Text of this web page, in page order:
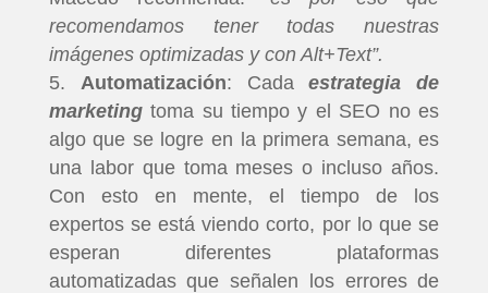
recomendamos tener todas nuestras
imágenes optimizadas y con Alt+Text”.
Automatización: Cadaestrategia de
marketingtoma su tiempo y el SEO no es
algo que se logre en la primera semana, es
una labor que toma meses o incluso años.
Con esto en mente, el tiempo de los
expertos se está viendo corto, por lo que se
esperan diferentes plataformas
automatizadas que señalen los errores de